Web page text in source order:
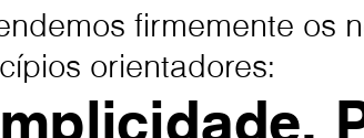
firmemente os
orientadores: